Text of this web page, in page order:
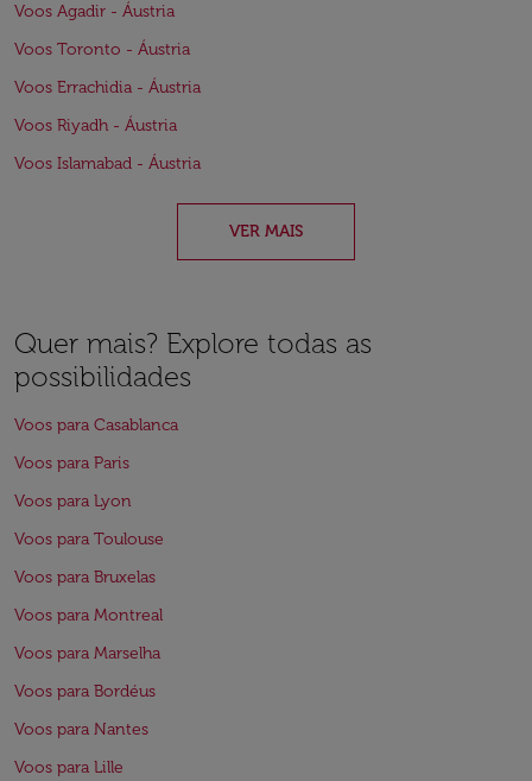
Voos Agadir - Áustria
Voos Toronto - Áustria
Voos Errachidia - Áustria
Voos Riyadh - Áustria
Voos Islamabad - Áustria
VER MAIS
Quer mais? Explore todas as
possibilidades
Voos para Casablanca
Voos para Paris
Voos para Lyon
Voos para Toulouse
Voos para Bruxelas
Voos para Montreal
Voos para Marselha
Voos para Bordéus
Voos para Nantes
Voos para Lille